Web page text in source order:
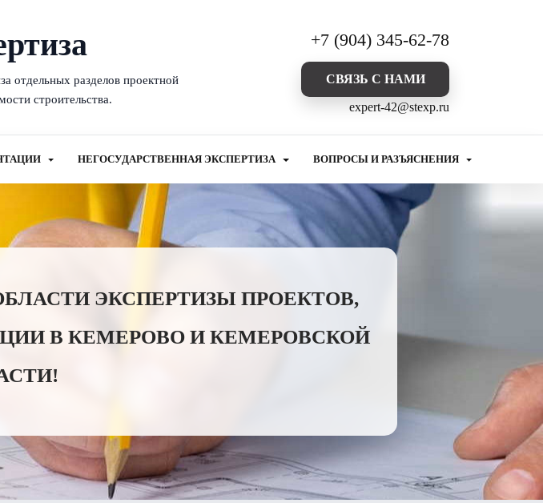
отдельных разделов проектной
строительства.
+7 (904) 345-62-78
CВЯЗЬ С НАМИ
expert-42@stexp.ru
НЕГОСУДАРСТВЕННАЯ ЭКСПЕРТИЗА ВОПРОСЫ И РАЗЪЯСНЕНИЯ
ЭКСПЕРТИЗЫ ПРОЕКТОВ,
В КЕМЕРОВО И КЕМЕРОВСКОЙ